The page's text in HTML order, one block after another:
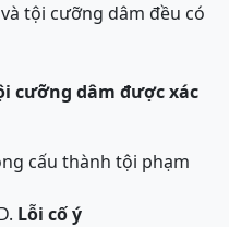
tội cưỡng dâm đều có
cưỡng dâm được xác
cấu thành tội phạm
Lỗi cố ý